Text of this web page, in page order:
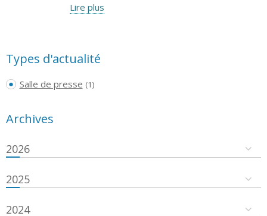
Lire plus
Types d'actualité
Salle de presse (1)
Archives
2026
2025
2024